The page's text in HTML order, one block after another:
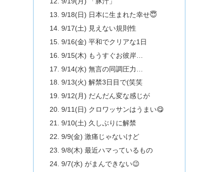
9/18(日) 日本に生まれた幸せ😇
9/17(土) 見えない規則性
9/16(金) 平和でクリアな1日
9/15(木) もうすぐお彼岸…
9/14(水) 無言の同調圧力…
9/13(火) 解禁3日目で(笑笑
9/12(月) だんだん変な感じが
9/11(日) クロワッサンはうまい😋
9/10(土) 久しぶりに解禁
9/9(金) 激痛じゃないけど
9/8(木) 最近ハマっているもの
9/7(水) がまんできない😉